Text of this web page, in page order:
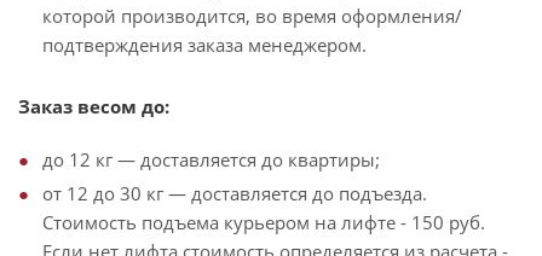
которой производится, во время оформления/
подтверждения заказа менеджером.
Заказ весом до:
до 12 кг — доставляется до квартиры;
от 12 до 30 кг — доставляется до подъезда.
Стоимость подъема курьером на лифте - 150 руб.
Если нет лифта стоимость определяется из расчета -